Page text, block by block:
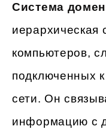
Система
иерархическая
компьютеров,
подключенных
сети. Он
информацию с